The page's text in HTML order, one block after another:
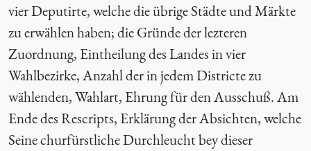
vier Deputirte, welche die übrige Städte und Märkte
zu erwählen haben; die Gründe der lezteren
Zuordnung, Eintheilung des Landes in vier
Wahlbezirke, Anzahl der in jedem Districte zu
wählenden, Wahlart, Ehrung für den Ausschuß. Am
Ende des Rescripts, Erklärung der Absichten, welche
Seine churfürstliche Durchleucht bey dieser